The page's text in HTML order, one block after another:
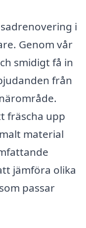
i
Genom vår
smidigt få in
från
fräscha upp
material
jämföra olika
passar